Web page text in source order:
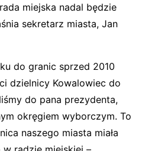
miejska nadal będzie
sekretarz miasta, Jan
do granic sprzed 2010
dzielnicy Kowalowiec do
do pana prezydenta,
okręgiem wyborczym. To
naszego miasta miała